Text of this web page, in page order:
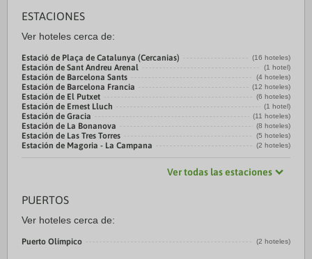
ESTACIONES
Ver hoteles cerca de:
Estació de Plaça de Catalunya (Cercanias) (16 hoteles)
Estación de Sant Andreu Arenal (1 hotel)
Estación de Barcelona Sants (4 hoteles)
Estación de Barcelona Francia (12 hoteles)
Estación de El Putxet (6 hoteles)
Estación de Ernest Lluch (1 hotel)
Estación de Gracia (11 hoteles)
Estación de La Bonanova (8 hoteles)
Estación de Las Tres Torres (5 hoteles)
Estación de Magoria - La Campana (2 hoteles)
Ver todas las estaciones
PUERTOS
Ver hoteles cerca de:
Puerto Olímpico (2 hoteles)